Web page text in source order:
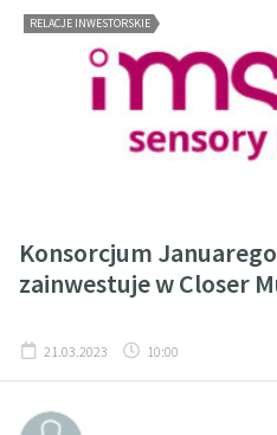
RELACJE INWESTORSKIE
Konsorcjum
zainwestuje w Closer
21.03.2023 10:00